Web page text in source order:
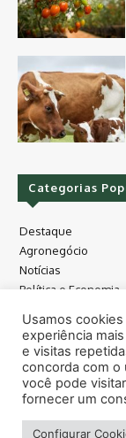
Categorias
Destaque
Agronegócio
Notícias
Política e Economia
Máquinas e
Grãos - soja e milho
Meio Ambiente
©
Usamos
experiência
e visitas
concorda com o
você pode
fornecer um
Configurar